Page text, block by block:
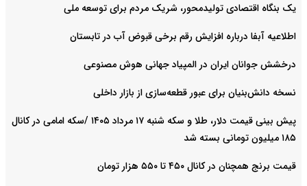
یک بنگاه اقتصادی تولیدمحور، شریک مردم برای توسعه ملی
اطلاعیه آبفا درباره افزایش رقم برخی قبوض آب در تابستان
درخشش جوانان ایران در المپیاد جهانی هوش مصنوعی
نسخه دانش‌بنیان برای عبور قطعه‌سازی از بازار داخلی
پیش ‌بینی قیمت دلار، طلا و سکه شنبه ۱۷ مرداد ۱۴۰۵ /سکه امامی در کانال
۱۸۵ میلیون تومانی بسته شد
قیمت برنج همچنان در کانال ۴۵۰ تا ۵۵۰ هزار تومان